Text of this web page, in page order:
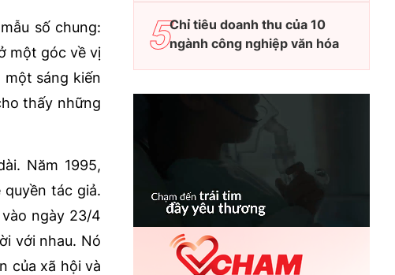
số chung:
một góc về vị
sáng kiến
thấy những
Năm 1995,
tác giả.
ngày 23/4
với nhau. Nó
của xã hội và
Chỉ tiêu doanh thu của 10
ngành công nghiệp văn hóa